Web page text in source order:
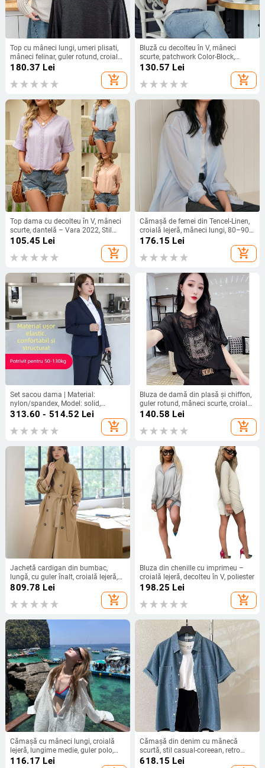
Top cu mâneci lungi, umeri plisati,
mâneci felinar, guler rotund, croială
slim, poliester - Iarna 2025
180.37 Lei
add_shopping_cart
Bluză cu decolteu în V, mâneci
scurte, patchwork Color-Block,
poliester, croială dreaptă
130.57 Lei
add_shopping_cart
Top dama cu decolteu în V, mâneci
scurte, dantelă – Vara 2022, Stil
sexy, Plus Size, Adulți 18-24
105.45 Lei
add_shopping_cart
Cămașă de femei din Tencel-Linen,
croială lejeră, mâneci lungi, 80–90%
Tencel Lyocell, sub 30% bumbac,
lungime medie, nasturi în față pe un
singur rând
176.15 Lei
add_shopping_cart
Set sacou dama | Material:
nylon/spandex, Model: solid,
Mâneci lungi, Guler sacou, Lungime
313.60 - 514.52 Lei
add_shopping_cart
Bluza de damă din plasă și chiffon,
guler rotund, mâneci scurte, croială
lejeră, cu cristale decorative
140.58 Lei
add_shopping_cart
Jachetă cardigan din bumbac,
lungă, cu guler înalt, croială lejeră,
nasturi dubli, mâneci lungi
809.78 Lei
add_shopping_cart
Bluza din chenille cu imprimeu –
croială lejeră, decolteu în V, poliester
198.25 Lei
add_shopping_cart
Cămașă cu mâneci lungi, croială
lejeră, lungime medie, guler polo,
conținut material 95%+
116.17 Lei
Cămașă din denim cu mânecă
scurtă, stil casual-coreean, retro
lejer, pentru primăvară-vară, top
618.15 Lei